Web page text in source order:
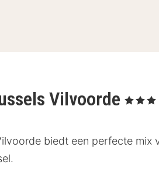
Vilvoorde , 3 Sterren
biedt een perfecte